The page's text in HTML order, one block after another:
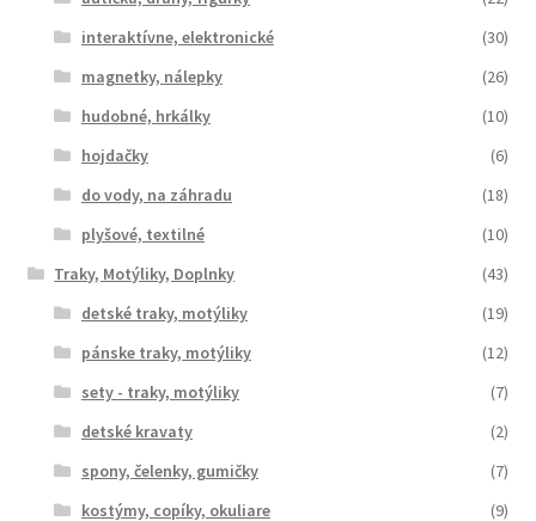
interaktívne, elektronické
(30)
magnetky, nálepky
(26)
hudobné, hrkálky
(10)
hojdačky
(6)
do vody, na záhradu
(18)
plyšové, textilné
(10)
Traky, Motýliky, Doplnky
(43)
detské traky, motýliky
(19)
pánske traky, motýliky
(12)
sety - traky, motýliky
(7)
detské kravaty
(2)
spony, čelenky, gumičky
(7)
kostýmy, copíky, okuliare
(9)